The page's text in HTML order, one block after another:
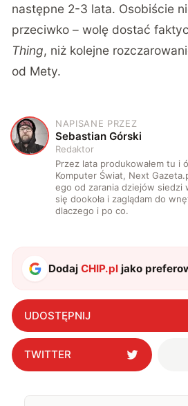
następne 2-3 lata. Osobiście
przeciwko – wolę dostać
Thing, niż kolejne
od Mety.
S
NAPISANE PRZEZ
Sebastian Górski
Redaktor
Przez lata produkowałem tu i
Komputer Świat, Next
ego od zarania dziejów siedzi
się dookoła i zaglądam do
dlaczego i po co.
DodajCHIP.pl jako
UDOSTĘPNIJ
TWITTER